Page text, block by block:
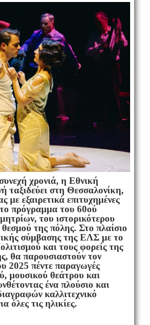
χρονιά, η Εθνική
ταξιδεύει στη Θεσσαλονίκη,
με εξαιρετικά επιτυχημένες
πρόγραμμα του 60ού
του ιστορικότερου
θεσμού της πόλης. Στο πλαίσιο
σύμβασης της ΕΛΣ με το
και τους φορείς της
θα παρουσιαστούν τον
2025 πέντε παραγωγές
μουσικού θεάτρου και
ένα πλούσιο και
καλλιτεχνικό
όλες τις ηλικίες.